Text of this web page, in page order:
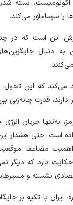
اکونومیست، بسته
را سرسام‌آور می‌کند.
این است که در
به دنبال
می‌کند که این تحول،
دارند، قدرت چانه‌زنی
نه‌تنها جریان
است. حتی هشدار
اهمیت مضاعف
دارد که دیگر
نشسته و
ایران با تکیه بر